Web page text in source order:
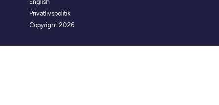
English
Privatlivspolitik
Copyright 2026